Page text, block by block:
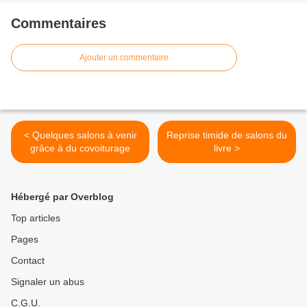
Commentaires
Ajouter un commentaire
< Quelques salons à venir
grâce à du covoiturage
Reprise timide de salons du
livre >
Hébergé par Overblog
Top articles
Pages
Contact
Signaler un abus
C.G.U.